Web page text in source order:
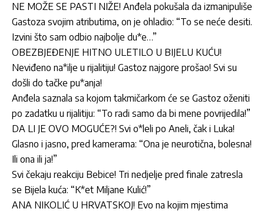
NE MOŽE SE PASTI NIŽE! Anđela pokušala da izmanipuliše
Gastoza svojim atributima, on je ohladio: “To se neće desiti.
Izvini što sam odbio najbolje du*e…”
OBEZBJEĐENJE HITNO ULETILO U BIJELU KUĆU!
Neviđeno na*ilje u rijalitiju! Gastoz najgore prošao! Svi su
došli do tačke pu*anja!
Anđela saznala sa kojom takmičarkom će se Gastoz oženiti
po zadatku u rijalitiju: “To radi samo da bi mene povrijedila!”
DA LI JE OVO MOGUĆE?! Svi o*leli po Aneli, čak i Luka!
Glasno i jasno, pred kamerama: “Ona je neurotična, bolesna!
Ili ona ili ja!”
Svi čekaju reakciju Bebice! Tri nedjelje pred finale zatresla
se Bijela kuća: “K*et Miljane Kulić!”
ANA NIKOLIĆ U HRVATSKOJ! Evo na kojim mjestima